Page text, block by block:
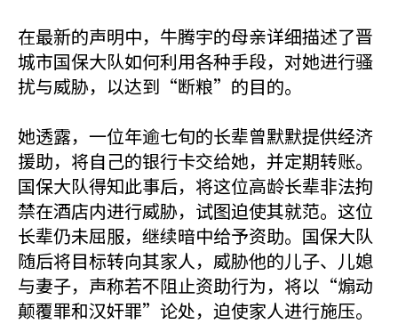
在最新的声明中，牛腾宇的母亲详细描述了晋
城市国保大队如何利用各种手段，对她进行骚
扰与威胁，以达到“断粮”的目的。
她透露，一位年逾七旬的长辈曾默默提供经济
援助，将自己的银行卡交给她，并定期转账。
国保大队得知此事后，将这位高龄长辈非法拘
禁在酒店内进行威胁，试图迫使其就范。这位
长辈仍未屈服，继续暗中给予资助。国保大队
随后将目标转向其家人，威胁他的儿子、儿媳
与妻子，声称若不阻止资助行为，将以“煽动
颠覆罪和汉奸罪”论处，迫使家人进行施压。